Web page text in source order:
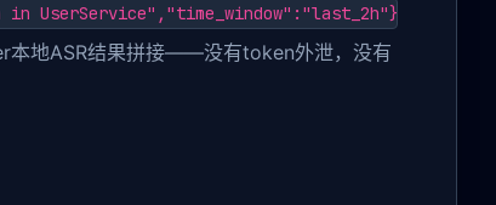
UserService","time_window":"last_2h"}}
本地ASR结果拼接——没有token外泄，没有